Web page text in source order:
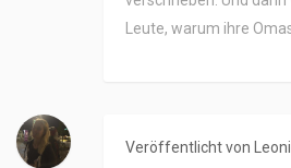
Leute, warum ihre
Veröffentlicht von